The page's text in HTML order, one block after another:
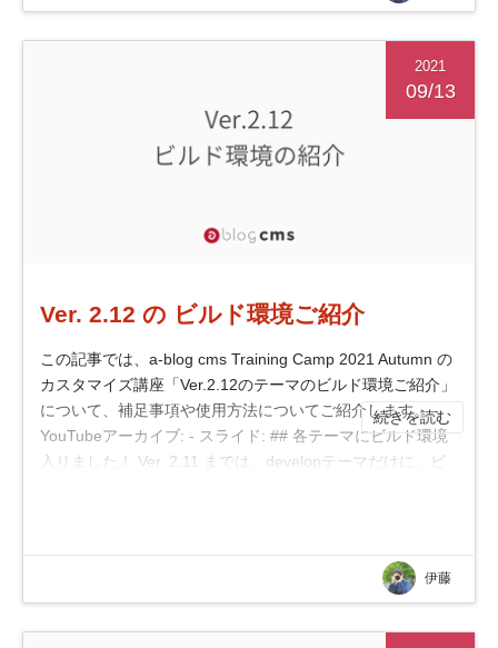
2021
09/13
Ver. 2.12 の ビルド環境ご紹介
この記事では、a-blog cms Training Camp 2021 Autumn の
カスタマイズ講座「Ver.2.12のテーマのビルド環境ご紹介」
について、補足事項や使用方法についてご紹介します。 -
YouTubeアーカイブ: - スライド: ## 各テーマにビルド環境
入りました！ Ver. 2.11 までは、developテーマだけに、ビ
続きを読む
伊藤